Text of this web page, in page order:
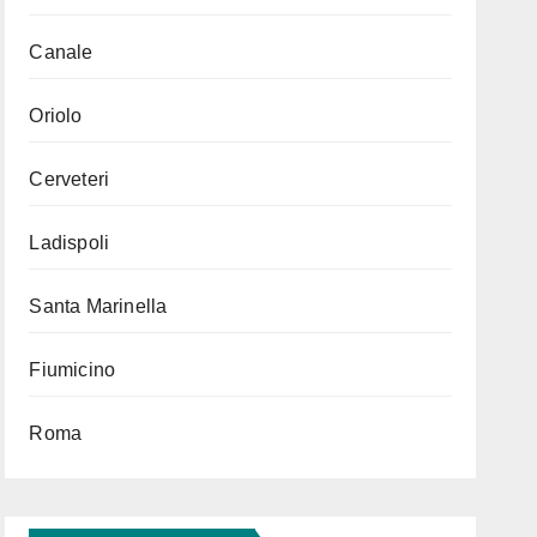
Canale
Oriolo
Cerveteri
Ladispoli
Santa Marinella
Fiumicino
Roma